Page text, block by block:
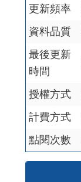
更新頻率
資料品質
最後更新
時間
授權方式
計費方式
點閱次數